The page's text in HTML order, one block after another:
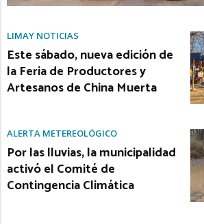
LIMAY NOTICIAS
Este sábado, nueva edición de
la Feria de Productores y
Artesanos de China Muerta
ALERTA METEREOLÓGICO
Por las lluvias, la municipalidad
activó el Comité de
Contingencia Climática